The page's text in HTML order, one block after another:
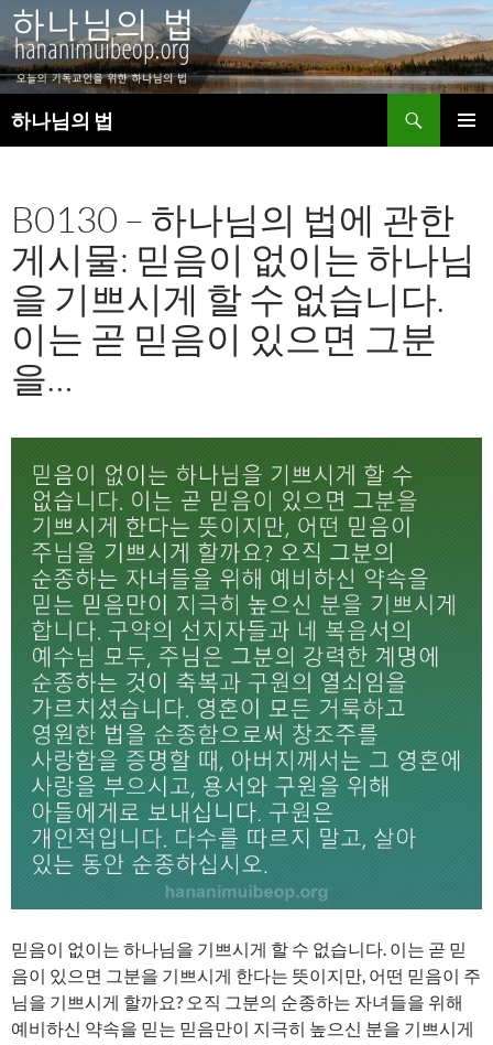
하나님의 법
색
로
건
너
뛰
기
B0130 – 하나님의 법에 관한
게시물: 믿음이 없이는 하나님
을 기쁘시게 할 수 없습니다.
이는 곧 믿음이 있으면 그분
을…
믿음이 없이는 하나님을 기쁘시게 할 수 없습니다. 이는 곧 믿
음이 있으면 그분을 기쁘시게 한다는 뜻이지만, 어떤 믿음이 주
님을 기쁘시게 할까요? 오직 그분의 순종하는 자녀들을 위해
예비하신 약속을 믿는 믿음만이 지극히 높으신 분을 기쁘시게